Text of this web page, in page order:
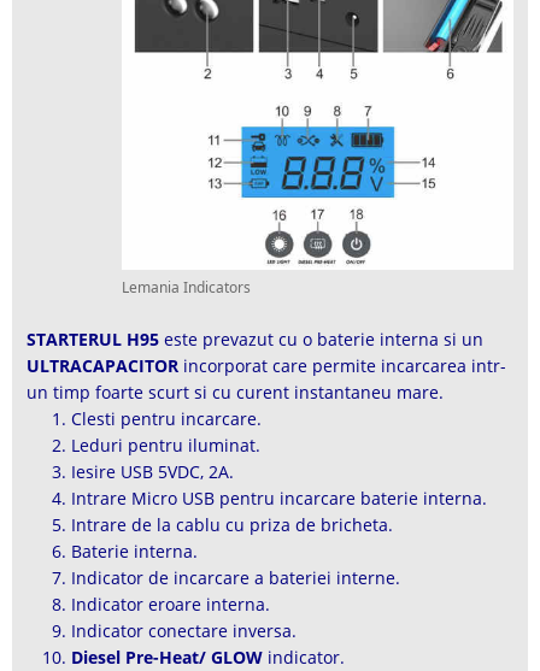
Lemania Indicators
STARTERUL H95 este prevazut cu o baterie interna si un
ULTRACAPACITOR incorporat care permite incarcarea intr-
un timp foarte scurt si cu curent instantaneu mare.
Clesti pentru incarcare.
Leduri pentru iluminat.
Iesire USB 5VDC, 2A.
Intrare Micro USB pentru incarcare baterie interna.
Intrare de la cablu cu priza de bricheta.
Baterie interna.
Indicator de incarcare a bateriei interne.
Indicator eroare interna.
Indicator conectare inversa.
Diesel Pre-Heat/ GLOW indicator.